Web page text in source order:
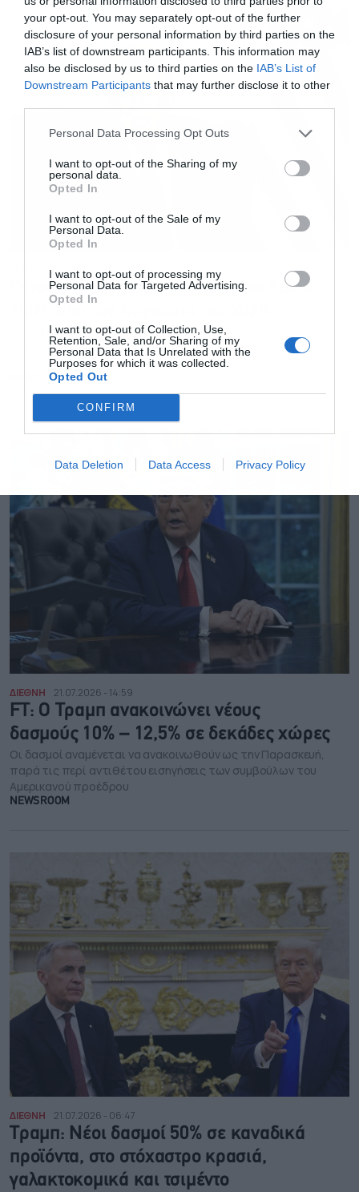
your opt-out. You may separately opt-out of the further
disclosure of your personal information by third parties on the
IAB’s list of downstream participants. This information may
also be disclosed by us to third parties on the IAB’s List of
Downstream Participants that may further disclose it to other
Personal Data Processing Opt Outs
I want to opt-out of the Sharing of my
personal data.
Opted In
I want to opt-out of the Sale of my
Personal Data.
Opted In
I want to opt-out of processing my
Personal Data for Targeted Advertising.
Opted In
I want to opt-out of Collection, Use,
Retention, Sale, and/or Sharing of my
Personal Data that Is Unrelated with the
Purposes for which it was collected.
Opted Out
CONFIRM
Data Deletion Data Access Privacy Policy
22.07.2026 - 07:52
Γενόσημα: Ο Τραμπ ανακοίνωσε δασμό
Ο Τραμπ θέλει η παραγωγή των γενόσημων φαρμάκων να
μετακινηθεί στις ΗΠΑ. Προαναγγέλλει δασμό 100% στα
εισαγόμενα από το 2028
NEWSROOM
ΔΙΕΘΝΗ 21.07.2026 - 14:59
FT: O Τραμπ ανακοινώνει νέους
δασμούς 10% – 12,5% σε δεκάδες χώρες
Οι δασμοί αναμένεται να ανακοινωθούν ως την Παρασκευή,
παρά τις περί αντιθέτου εισηγήσεις των συμβούλων του
Αμερικανού προέδρου
NEWSROOM
ΔΙΕΘΝΗ 21.07.2026 - 06:47
Τραμπ: Νέοι δασμοί 50% σε καναδικά
προϊόντα, στο στόχαστρο κρασιά,
γαλακτοκομικά και τσιμέντο